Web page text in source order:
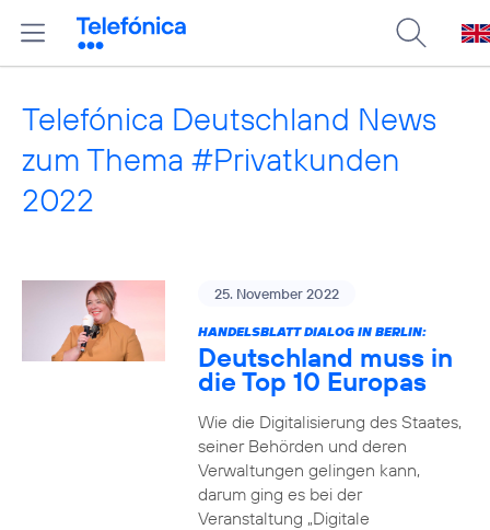
Telefónica Deutschland News
zum Thema #Privatkunden
2022
25. November 2022
HANDELSBLATT DIALOG IN BERLIN:
Deutschland muss in
die Top 10 Europas
Wie die Digitalisierung des Staates,
seiner Behörden und deren
Verwaltungen gelingen kann,
darum ging es bei der
Veranstaltung „Digitale